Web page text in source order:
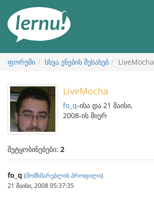
ნახვა
ფორუმი სხვა ენების შესახებ LiveMocha
LiveMocha
fo_q-ისა და 21 მაისი,
2008-ის მიერ
შეტყობინებები: 2
fo_q (მომხმარებლის პროფილი)
21 მაისი, 2008 05:37:35